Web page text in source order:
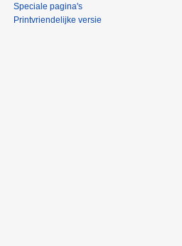
Speciale pagina's
Printvriendelijke versie